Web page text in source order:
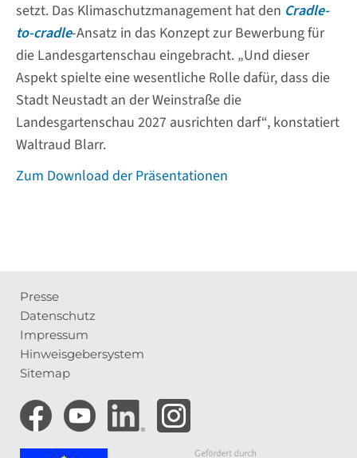
setzt. Das Klimaschutzmanagement hat den Cradle-
to-cradle-Ansatz in das Konzept zur Bewerbung für
die Landesgartenschau eingebracht. „Und dieser
Aspekt spielte eine wesentliche Rolle dafür, dass die
Stadt Neustadt an der Weinstraße die
Landesgartenschau 2027 ausrichten darf“, konstatiert
Waltraud Blarr.
Zum Download der Präsentationen
Meta-
Navigation
Presse
Datenschutz
Impressum
Hinweisgebersystem
Sitemap